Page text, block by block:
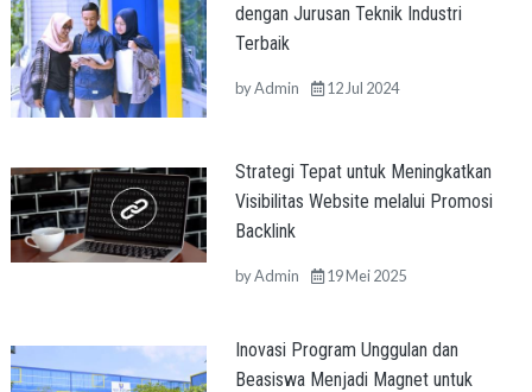
dengan Jurusan Teknik Industri
Terbaik
byAdmin 12 Jul 2024
Strategi Tepat untuk Meningkatkan
Visibilitas Website melalui Promosi
Backlink
byAdmin 19 Mei 2025
Inovasi Program Unggulan dan
Beasiswa Menjadi Magnet untuk